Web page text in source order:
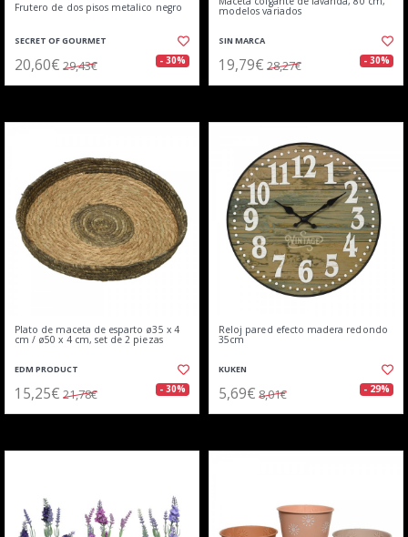
Frutero de dos pisos metalico negro
SECRET OF GOURMET
20,60€ 29,43€ - 30%
modelos variados
SIN MARCA
19,79€ 28,27€ - 30%
Plato de maceta de esparto ø35 x 4
cm / ø50 x 4 cm, set de 2 piezas
EDM PRODUCT
15,25€ 21,78€ - 30%
Reloj pared efecto madera redondo
35cm
KUKEN
5,69€ 8,01€ - 29%